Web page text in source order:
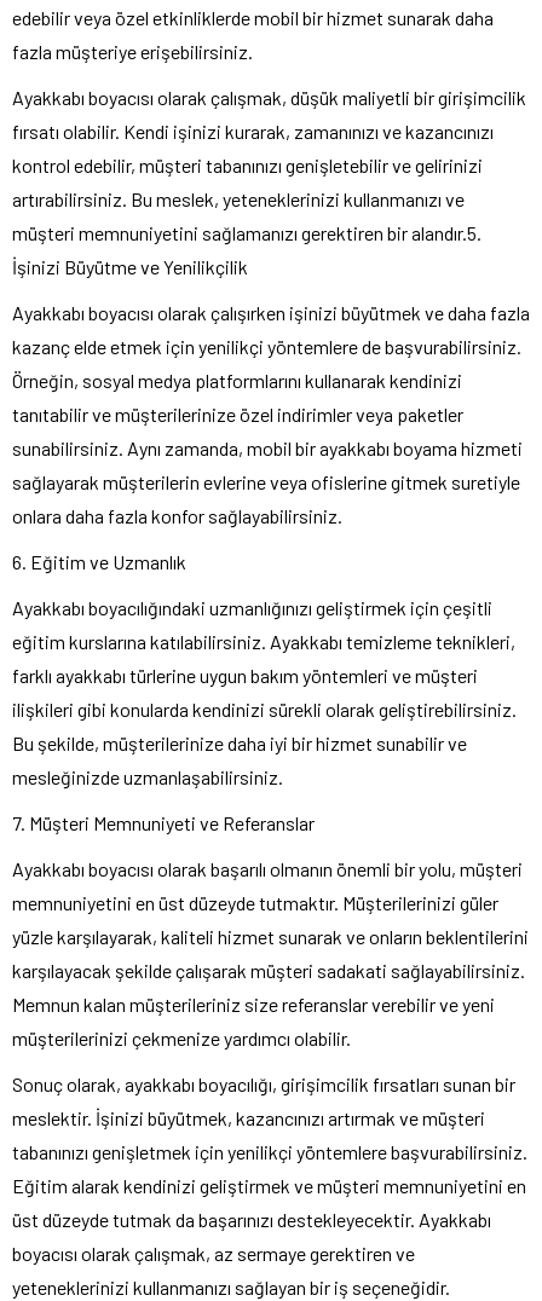
edebilir veya özel etkinliklerde mobil bir hizmet sunarak daha
fazla müşteriye erişebilirsiniz.
Ayakkabı boyacısı olarak çalışmak, düşük maliyetli bir girişimcilik
fırsatı olabilir. Kendi işinizi kurarak, zamanınızı ve kazancınızı
kontrol edebilir, müşteri tabanınızı genişletebilir ve gelirinizi
artırabilirsiniz. Bu meslek, yeteneklerinizi kullanmanızı ve
müşteri memnuniyetini sağlamanızı gerektiren bir alandır.5.
İşinizi Büyütme ve Yenilikçilik
Ayakkabı boyacısı olarak çalışırken işinizi büyütmek ve daha fazla
kazanç elde etmek için yenilikçi yöntemlere de başvurabilirsiniz.
Örneğin, sosyal medya platformlarını kullanarak kendinizi
tanıtabilir ve müşterilerinize özel indirimler veya paketler
sunabilirsiniz. Aynı zamanda, mobil bir ayakkabı boyama hizmeti
sağlayarak müşterilerin evlerine veya ofislerine gitmek suretiyle
onlara daha fazla konfor sağlayabilirsiniz.
6. Eğitim ve Uzmanlık
Ayakkabı boyacılığındaki uzmanlığınızı geliştirmek için çeşitli
eğitim kurslarına katılabilirsiniz. Ayakkabı temizleme teknikleri,
farklı ayakkabı türlerine uygun bakım yöntemleri ve müşteri
ilişkileri gibi konularda kendinizi sürekli olarak geliştirebilirsiniz.
Bu şekilde, müşterilerinize daha iyi bir hizmet sunabilir ve
mesleğinizde uzmanlaşabilirsiniz.
7. Müşteri Memnuniyeti ve Referanslar
Ayakkabı boyacısı olarak başarılı olmanın önemli bir yolu, müşteri
memnuniyetini en üst düzeyde tutmaktır. Müşterilerinizi güler
yüzle karşılayarak, kaliteli hizmet sunarak ve onların beklentilerini
karşılayacak şekilde çalışarak müşteri sadakati sağlayabilirsiniz.
Memnun kalan müşterileriniz size referanslar verebilir ve yeni
müşterilerinizi çekmenize yardımcı olabilir.
Sonuç olarak, ayakkabı boyacılığı, girişimcilik fırsatları sunan bir
meslektir. İşinizi büyütmek, kazancınızı artırmak ve müşteri
tabanınızı genişletmek için yenilikçi yöntemlere başvurabilirsiniz.
Eğitim alarak kendinizi geliştirmek ve müşteri memnuniyetini en
üst düzeyde tutmak da başarınızı destekleyecektir. Ayakkabı
boyacısı olarak çalışmak, az sermaye gerektiren ve
yeteneklerinizi kullanmanızı sağlayan bir iş seçeneğidir.